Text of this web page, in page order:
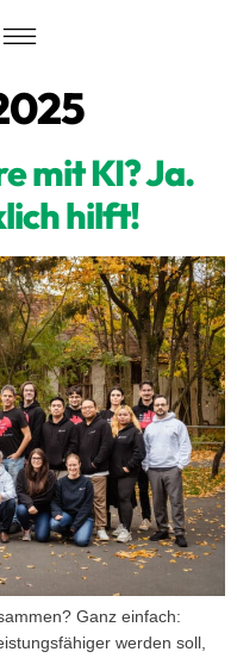
mit KI? Ja.
hilft!
Ganz einfach:
werden soll,